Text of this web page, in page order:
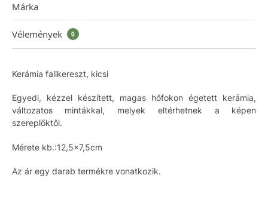
Márka
Vélemények 0
Kerámia falikereszt, kicsi
Egyedi, kézzel készített, magas hőfokon égetett kerámia,
változatos mintákkal, melyek eltérhetnek a képen
szereplőktől.
Mérete kb.:12,5×7,5cm
Az ár egy darab termékre vonatkozik.